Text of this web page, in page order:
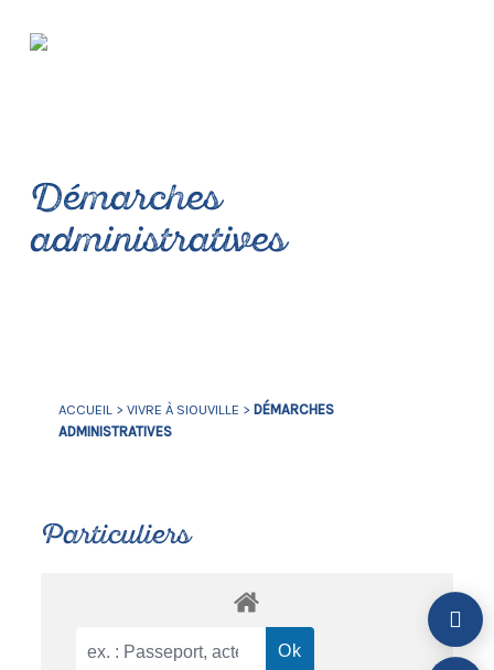
Démarches
administratives
ACCUEIL > VIVRE À SIOUVILLE > DÉMARCHES
ADMINISTRATIVES
Particuliers